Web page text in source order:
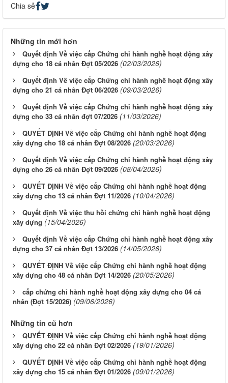
Chia sẻ
Những tin mới hơn
Quyết định Về việc cấp Chứng chỉ hành nghề hoạt động xây
dựng cho 18 cá nhân Đợt 05/2026 (02/03/2026)
Quyết định Về việc cấp Chứng chỉ hành nghề hoạt động xây
dựng cho 21 cá nhân Đợt 06/2026 (09/03/2026)
Quyết định Về việc cấp Chứng chỉ hành nghề hoạt động xây
dựng cho 33 cá nhân đợt 07/2026 (11/03/2026)
QUYẾT ĐỊNH Về việc cấp Chứng chỉ hành nghề hoạt động
xây dựng cho 18 cá nhân Đợt 08/2026 (20/03/2026)
Quyết định Về việc cấp Chứng chỉ hành nghề hoạt động xây
dựng cho 26 cá nhân Đợt 09/2026 (08/04/2026)
QUYẾT ĐỊNH Về việc cấp Chứng chỉ hành nghề hoạt động
xây dựng cho 13 cá nhân Đợt 11/2026 (10/04/2026)
Quyết định Về việc thu hồi chứng chỉ hành nghề hoạt động
xây dựng (15/04/2026)
Quyết định Về việc cấp Chứng chỉ hành nghề hoạt động xây
dựng cho 37 cá nhân Đợt 13/2026 (14/05/2026)
QUYẾT ĐỊNH Về việc cấp Chứng chỉ hành nghề hoạt động
xây dựng cho 48 cá nhân Đợt 14/2026 (20/05/2026)
cấp chứng chỉ hành nghề hoạt động xây dựng cho 04 cá
nhân (Đợt 15/2026) (09/06/2026)
Những tin cũ hơn
QUYẾT ĐỊNH Về việc cấp Chứng chỉ hành nghề hoạt động
xây dựng cho 22 cá nhân Đợt 02/2026 (19/01/2026)
QUYẾT ĐỊNH Về việc cấp Chứng chỉ hành nghề hoạt động
xây dựng cho 15 cá nhân Đợt 01/2026 (09/01/2026)